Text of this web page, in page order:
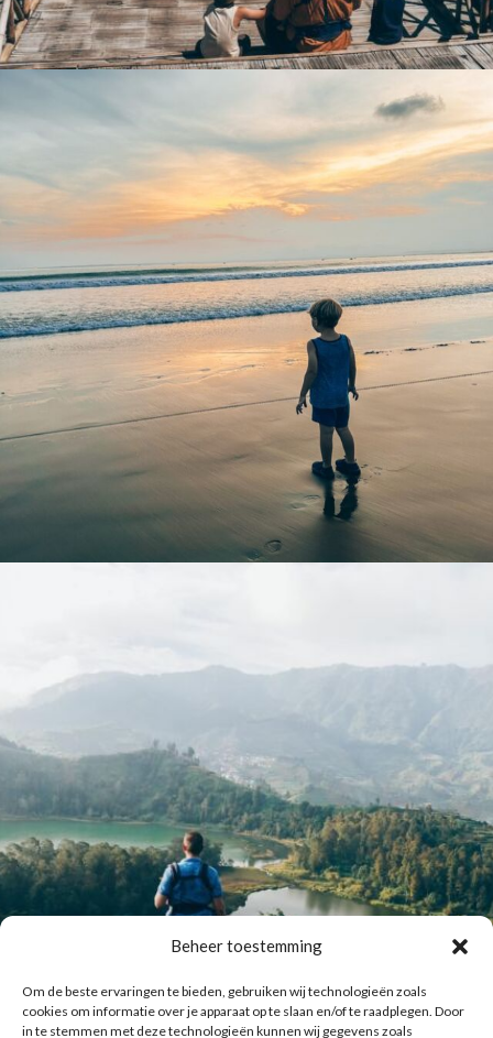
Beheer toestemming
Om de beste ervaringen te bieden, gebruiken wij technologieën zoals
cookies om informatie over je apparaat op te slaan en/of te raadplegen. Door
in te stemmen met deze technologieën kunnen wij gegevens zoals